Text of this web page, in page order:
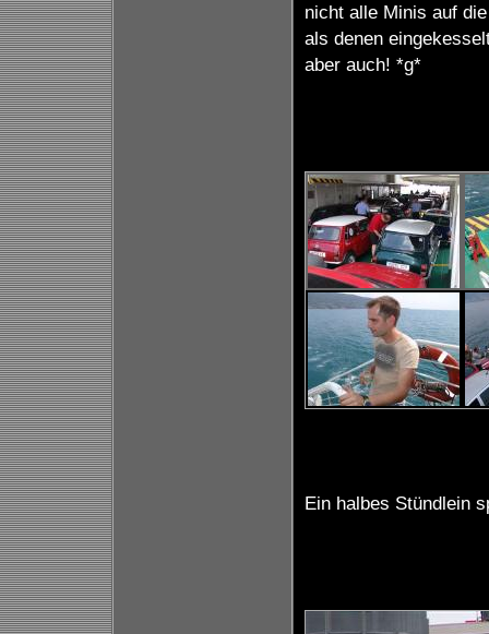
nicht alle Minis auf
als denen
aber auch! *g*
Ein halbes Stündlein